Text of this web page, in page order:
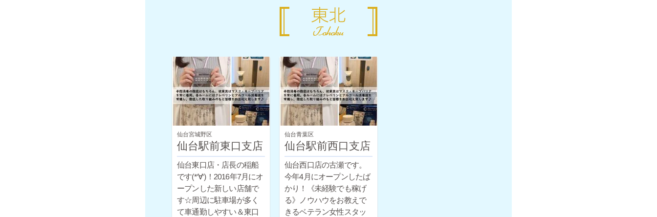
仙台宮城野区
仙台駅前東口支店
仙台東口店・店長の稲船
です(*‘∀‘)！2016年7月にオ
ープンした新しい店舗で
す☆周辺に駐車場が多く
て車通勤しやすい＆東口
仙台青葉区
仙台駅前西口支店
仙台西口店の古瀬です。
今年4月にオープンしたば
かり！《未経験でも稼げ
る》ノウハウをお教えで
きるベテラン女性スタッ